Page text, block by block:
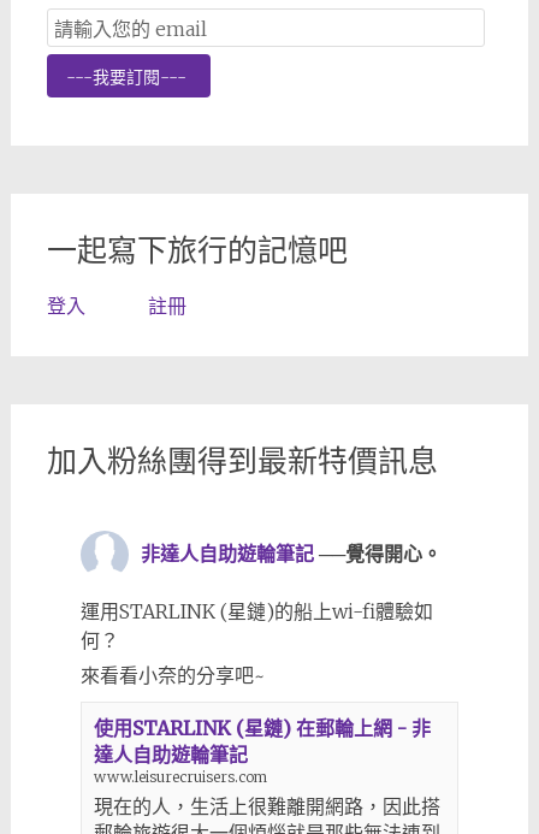
Email
Subscription
---我要訂閱---
一起寫下旅行的記憶吧
登入 註冊
加入粉絲團得到最新特價訊息
非達人自助遊輪筆記 ──覺得開心。
運用STARLINK (星鏈)的船上wi-fi體驗如
何？
來看看小奈的分享吧~
使用STARLINK (星鏈) 在郵輪上網 - 非
達人自助遊輪筆記
www.leisurecruisers.com
現在的人，生活上很難離開網路，因此搭